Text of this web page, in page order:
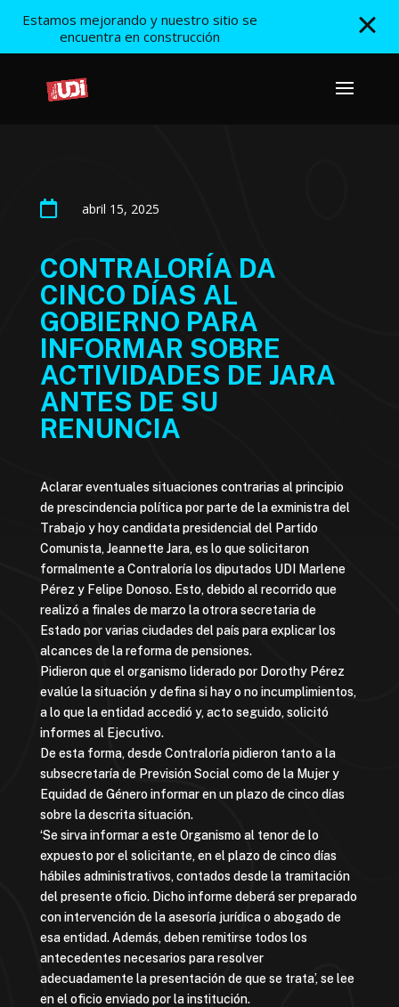
Estamos mejorando y nuestro sitio se
encuentra en construcción
 abril 15, 2025
CONTRALORÍA DA
CINCO DÍAS AL
GOBIERNO PARA
INFORMAR SOBRE
ACTIVIDADES DE JARA
ANTES DE SU
RENUNCIA
Aclarar eventuales situaciones contrarias al principio
de prescindencia política por parte de la exministra del
Trabajo y hoy candidata presidencial del Partido
Comunista, Jeannette Jara, es lo que solicitaron
formalmente a Contraloría los diputados UDI Marlene
Pérez y Felipe Donoso. Esto, debido al recorrido que
realizó a finales de marzo la otrora secretaria de
Estado por varias ciudades del país para explicar los
alcances de la reforma de pensiones.
Pidieron que el organismo liderado por Dorothy Pérez
evalúe la situación y defina si hay o no incumplimientos,
a lo que la entidad accedió y, acto seguido, solicitó
informes al Ejecutivo.
De esta forma, desde Contraloría pidieron tanto a la
subsecretaría de Previsión Social como de la Mujer y
Equidad de Género informar en un plazo de cinco días
sobre la descrita situación.
‘Se sirva informar a este Organismo al tenor de lo
expuesto por el solicitante, en el plazo de cinco días
hábiles administrativos, contados desde la tramitación
del presente oficio. Dicho informe deberá ser preparado
con intervención de la asesoría jurídica o abogado de
esa entidad. Además, deben remitirse todos los
antecedentes necesarios para resolver
adecuadamente la presentación de que se trata’, se lee
en el oficio enviado por la institución.